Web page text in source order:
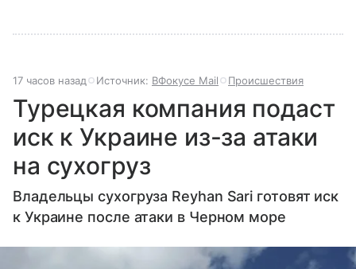
17 часов назад Источник: ВФокусе Mail Происшествия
Турецкая компания подаст
иск к Украине из-за атаки
на сухогруз
Владельцы сухогруза Reyhan Sari готовят иск
к Украине после атаки в Черном море